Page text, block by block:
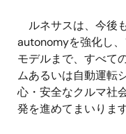
ルネサスは、今後
autonomyを強化し
モデルまで、すべて
ムあるいは自動運転
心・安全なクルマ社
発を進めてまいります